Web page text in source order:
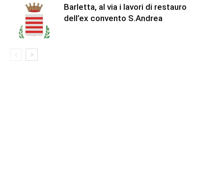
Barletta, al via i lavori di restauro
dell’ex convento S.Andrea